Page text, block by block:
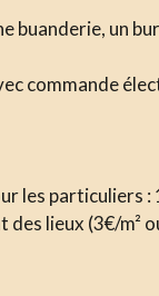
buanderie, un
commande
les particuliers :
des lieux (3€/m²